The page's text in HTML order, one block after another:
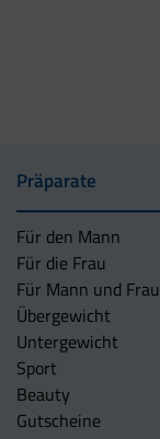
Präparate
Für den Mann
Für die Frau
Für Mann und Frau
Übergewicht
Untergewicht
Sport
Beauty
Gutscheine